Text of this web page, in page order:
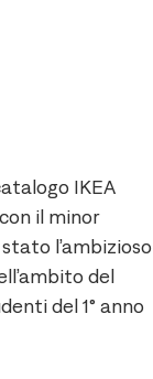
IKEA
il minor
l’ambizioso
del
del 1° anno